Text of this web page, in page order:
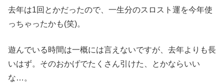
去年は1回とかだったので、一生分のスロスト運を今年使
っちゃったかも(笑)。
遊んでいる時間は一概には言えないですが、去年よりも長
いはず。そのおかげでたくさん引けた、とかならいい
な…。